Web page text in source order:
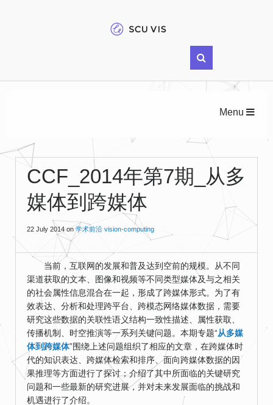
Menu
CCF_2014年第7期_从多
媒体到跨媒体
22 July 2014 on 学术前沿 vision-computing
当前，互联网的发展和普及达到空前的规模。从不同
渠道获取的文本、图像和视频等不同类型媒体及与之相关
的社会属性信息混合在一起，形成了跨媒体形式。为了有
效表达、分析和处理跨平台、跨模态网络媒体数据，需要
研究这些数据的关联性语义结构一致性描述、属性获取、
传播机制、时空推演等一系列关键问题。本期专题“从多媒
体到跨媒体”围绕上述问题组织了相应的文章，在跨媒体时
代的知识表达、跨媒体检索和排序、面向跨媒体数据的因
果推理等方面进行了探讨；介绍了其中所面临的关键研究
问题和一些最新的研究进展，并对未来发展面临的挑战和
机遇进行了介绍。